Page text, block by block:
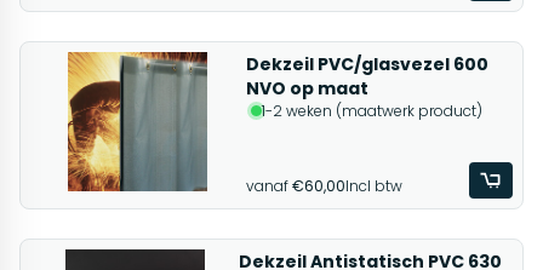
Dekzeil PVC/glasvezel 600
NVO op maat
1-2 weken (maatwerk product)
vanaf €60,00Incl btw
Dekzeil Antistatisch PVC 630